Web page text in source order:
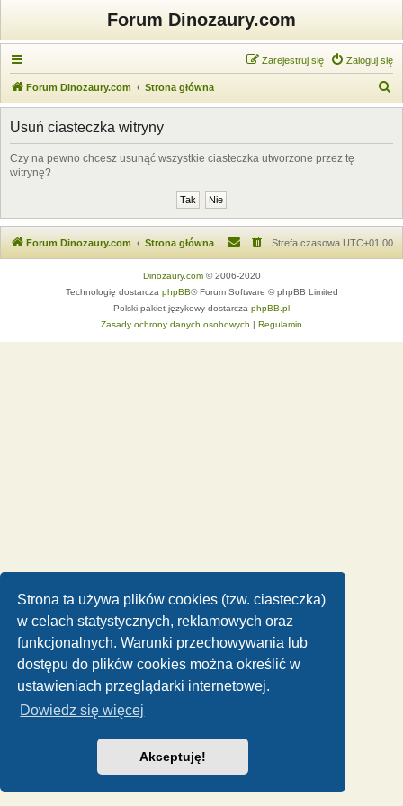
Strona ta używa plików cookies (tzw. ciasteczka)
w celach statystycznych, reklamowych oraz
funkcjonalnych. Warunki przechowywania lub
dostępu do plików cookies można określić w
ustawieniach przeglądarki internetowej.
Dowiedz się więcej
Akceptuję!
Forum Dinozaury.com
Zaloguj się
Zarejestruj się
Forum Dinozaury.com Strona główna
z
Usuń ciasteczka witryny
Czy na pewno chcesz usunąć wszystkie ciasteczka utworzone przez tę
witrynę?
Forum Dinozaury.com Strona główna Strefa czasowa UTC+01:00
Dinozaury.com© 2006-2020
Technologię dostarcza phpBB® Forum Software © phpBB Limited
Polski pakiet językowy dostarcza phpBB.pl
Zasady ochrony danych osobowych | Regulamin